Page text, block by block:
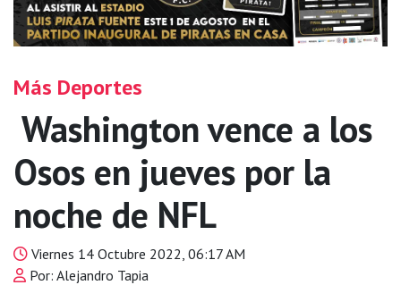
Más Deportes
Washington vence a los
Osos en jueves por la
noche de NFL
Viernes 14 Octubre 2022, 06:17 AM
Por: Alejandro Tapia